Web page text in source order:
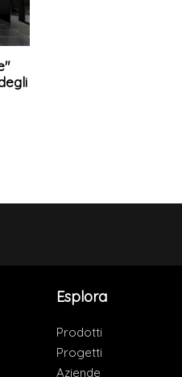
Esplora
Prodotti
Progetti
Aziende